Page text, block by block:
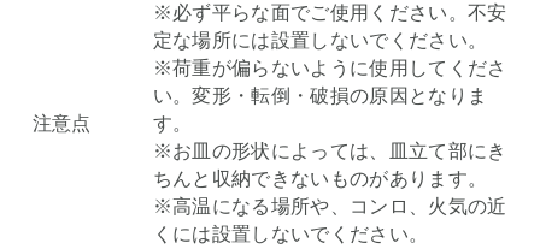
注意点
※必ず平らな面でご使用ください。不安
定な場所には設置しないでください。
※荷重が偏らないように使用してくださ
い。変形・転倒・破損の原因となりま
す。
※お皿の形状によっては、皿立て部にき
ちんと収納できないものがあります。
※高温になる場所や、コンロ、火気の近
くには設置しないでください。